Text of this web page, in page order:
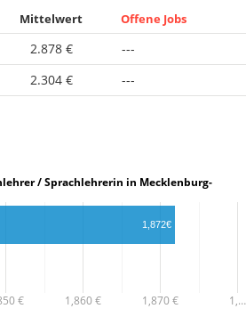
Mittelwert Offene Jobs
2.878 €
---
2.304 € ---
/ Sprachlehrerin in Mecklenburg-
€ 1,860 € 1,870 € 1,…
1,872€